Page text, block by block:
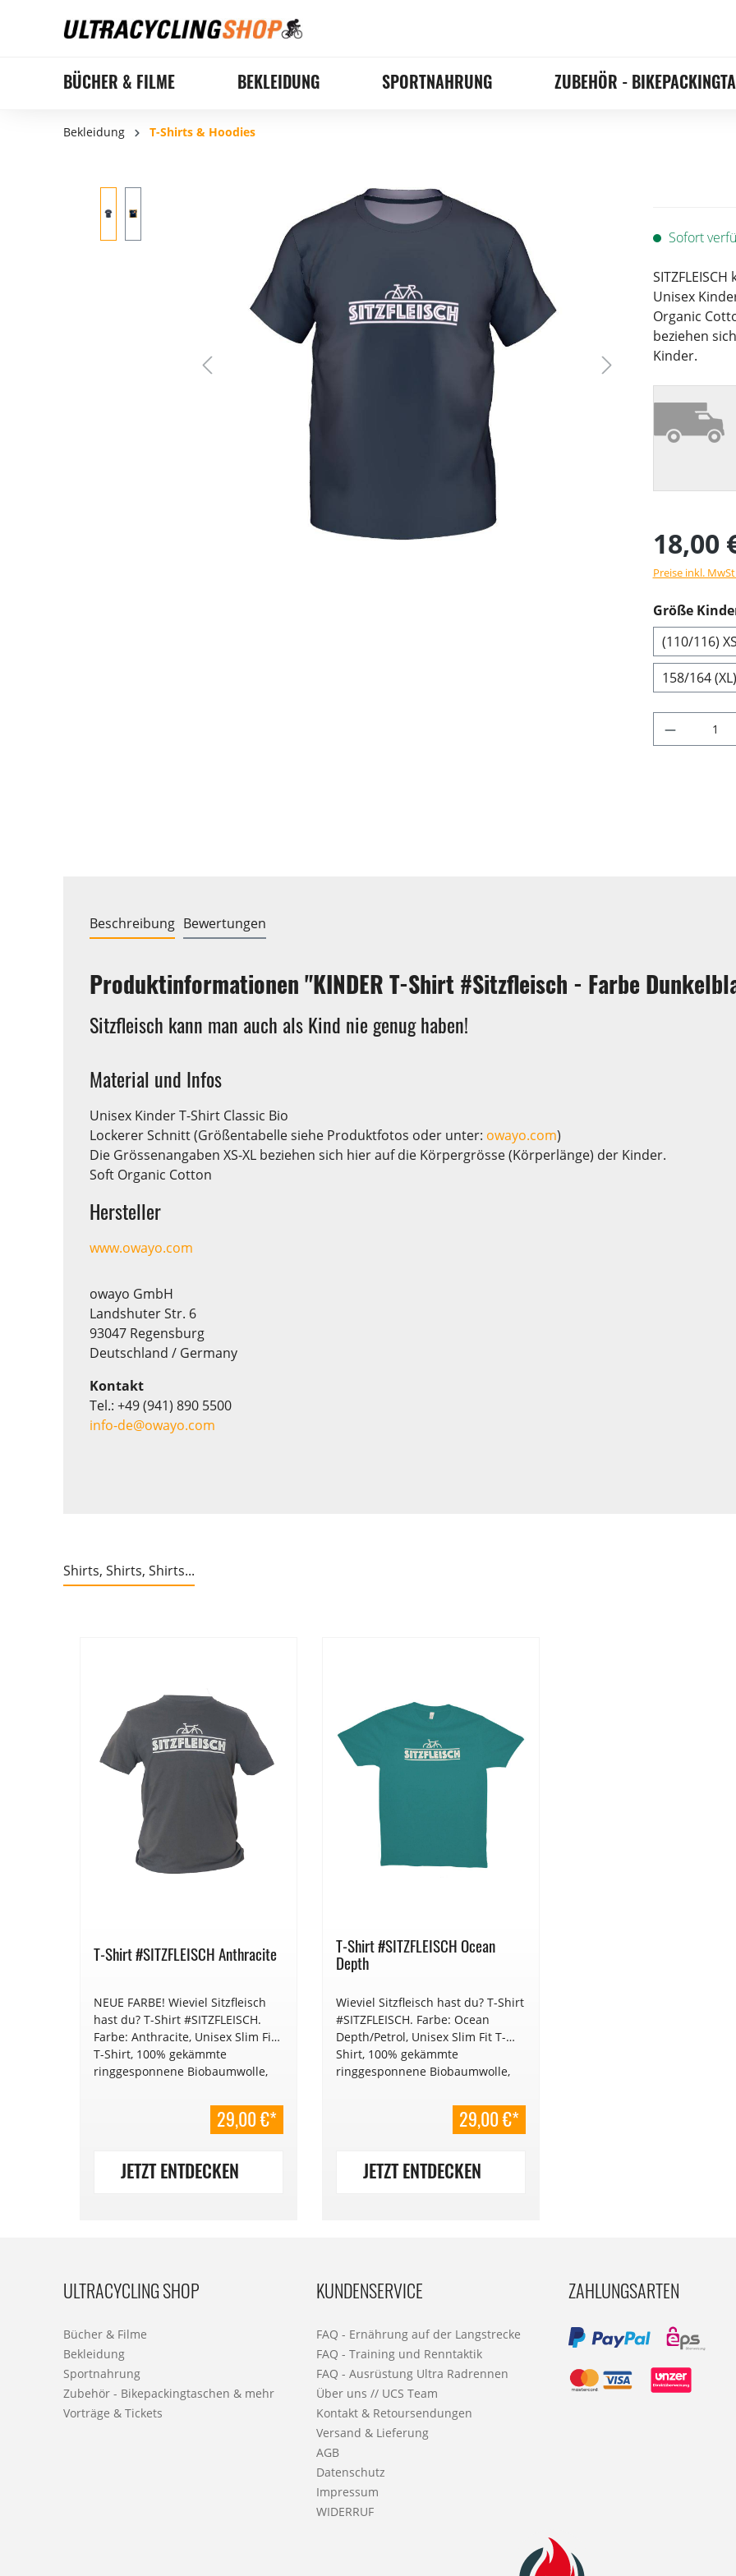
BÜCHER & FILME BEKLEIDUNG SPORTNAHRUNG ZUBEHÖR -
Bekleidung T-Shirts & Hoodies
Sofort
Unisex
Organic
beziehen
Kinder.
18,00
Preise inkl.
Größe
(110/116)
158/164 (XL)
Beschreibung Bewertungen
Produktinformationen "KINDER T-Shirt #Sitzfleisch - Farbe
Sitzfleisch kann man auch als Kind nie genug haben!
Material und Infos
Unisex Kinder T-Shirt Classic Bio
Lockerer Schnitt (Größentabelle siehe Produktfotos oder unter: owayo.com)
Die Grössenangaben XS-XL beziehen sich hier auf die Körpergrösse (Körperlänge) der Kinder.
Soft Organic Cotton
Hersteller
www.owayo.com
owayo GmbH
Landshuter Str. 6
93047 Regensburg
Deutschland / Germany
Kontakt
Tel.: +49 (941) 890 5500
info-de@owayo.com
Shirts, Shirts, Shirts...
T-Shirt #SITZFLEISCH Anthracite
NEUE FARBE! Wieviel Sitzfleisch
hast du? T-Shirt #SITZFLEISCH.
Farbe: Anthracite, Unisex Slim Fit
T-Shirt, 100% gekämmte
ringgesponnene Biobaumwolle,
29,00 €*
JETZT ENTDECKEN
T-Shirt #SITZFLEISCH Ocean
Depth
Wieviel Sitzfleisch hast du? T-Shirt
#SITZFLEISCH. Farbe: Ocean
Depth/Petrol, Unisex Slim Fit T-
Shirt, 100% gekämmte
ringgesponnene Biobaumwolle,
29,00 €*
JETZT ENTDECKEN
ULTRACYCLING SHOP
Bücher & Filme
Bekleidung
Sportnahrung
Zubehör - Bikepackingtaschen & mehr
Vorträge & Tickets
KUNDENSERVICE
FAQ - Ernährung auf der Langstrecke
FAQ - Training und Renntaktik
FAQ - Ausrüstung Ultra Radrennen
Über uns // UCS Team
Kontakt & Retoursendungen
Versand & Lieferung
AGB
Datenschutz
Impressum
WIDERRUF
ZAHLUNGSARTEN